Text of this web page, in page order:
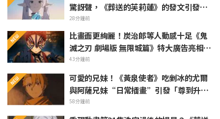
驚訝聲，《葬送的芙莉蓮》的發文引發
「白燒真懂吃」的反響
28分鐘前
比畫面更絢麗！炭治郎等人動感十足《鬼
滅之刃 劇場版 無限城篇》特大廣告亮相池
袋引發熱烈反響
43分鐘前
可愛的兄妹！《黃泉使者》吃剉冰的尤爾
與阿薩兄妹“日常插畫”引發「尊到升
天」「根本是情侶吧」等熱烈聲浪
58分鐘前